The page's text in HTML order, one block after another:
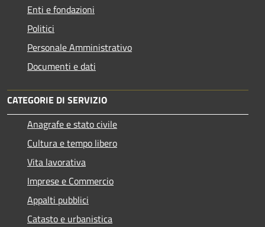
Enti e fondazioni
Politici
Personale Amministrativo
Documenti e dati
CATEGORIE DI SERVIZIO
Anagrafe e stato civile
Cultura e tempo libero
Vita lavorativa
Imprese e Commercio
Appalti pubblici
Catasto e urbanistica